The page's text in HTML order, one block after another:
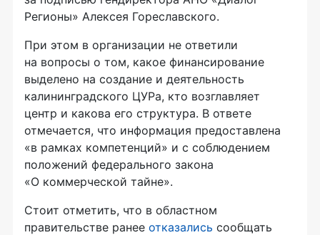
Регионы» Алексея Гореславского.
При этом в организации не ответили
на вопросы о том, какое финансирование
выделено на создание и деятельность
калининградского ЦУРа, кто возглавляет
центр и какова его структура. В ответе
отмечается, что информация предоставлена
«в рамках компетенций» и с соблюдением
положений федерального закона
«О коммерческой тайне».
Стоит отметить, что в областном
правительстве ранее отказались сообщать